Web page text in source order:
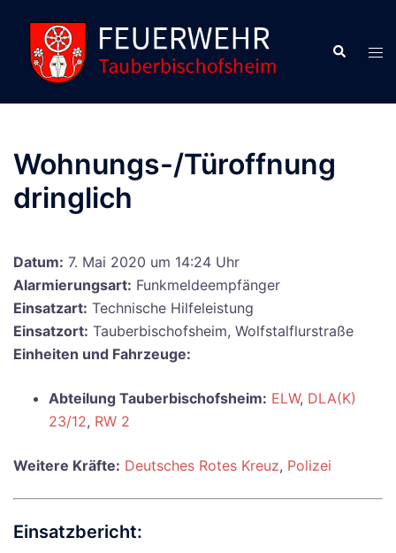
Inhalt
springen
Suche
Wohnungs-/Türoffnung
dringlich
Datum: 7. Mai 2020 um 14:24 Uhr
Alarmierungsart: Funkmeldeempfänger
Einsatzart: Technische Hilfeleistung
Einsatzort: Tauberbischofsheim, Wolfstalflurstraße
Einheiten und Fahrzeuge:
Abteilung Tauberbischofsheim: ELW, DLA(K)
23/12, RW 2
Weitere Kräfte: Deutsches Rotes Kreuz, Polizei
Einsatzbericht: